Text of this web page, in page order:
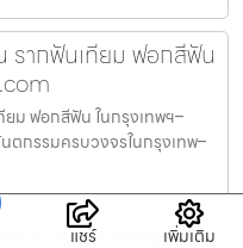
รากฟันเทียม ฟอกสีฟัน
ม ฟอกสีฟัน ในกรุงเทพฯ–
กรรมครบวงจรในกรุงเทพ–
ตรวจสุขภาพช่องปาก
แชร์ เพิ่มเติม